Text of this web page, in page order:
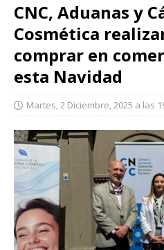
CNC, Aduanas y
Cosmética
comprar en
esta Navidad
Martes, 2 Diciembre, 2025 a las